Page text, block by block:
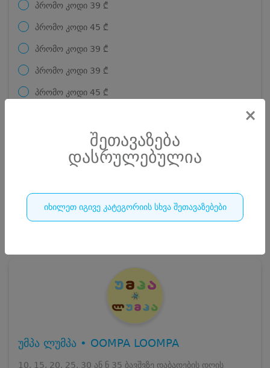
×
შეთავაზება
დასრულებულია
იხილეთ იგივე კატეგორიის სხვა შეთავაზებები
პრომო კოდი 39 ₾
პრომო კოდი 45 ₾
პრომო კოდი 39 ₾
პრომო კოდი 39 ₾
პრომო კოდი 45 ₾
დასრულებულია 7
უმპა ლუმპა • OOMPA LOOMPA
10, 15, 20, 25, 30 ან ნ 35 ბავშვზე დაბადების დღის